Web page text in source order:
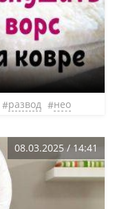
развод нео
08.03.2025 / 14:41